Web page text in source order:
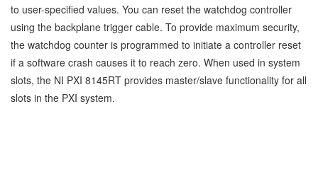
to user-specified values. You can reset the watchdog controller
using the backplane trigger cable. To provide maximum security,
the watchdog counter is programmed to initiate a controller reset
if a software crash causes it to reach zero. When used in system
slots, the NI PXI 8145RT provides master/slave functionality for all
slots in the PXI system.